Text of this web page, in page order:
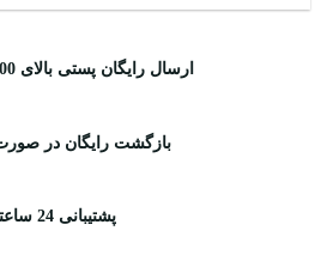
ارسال رایگان پستی بالای 2899000 تومان
بازگشت رایگان در
پشتیبانی 24 ساعته